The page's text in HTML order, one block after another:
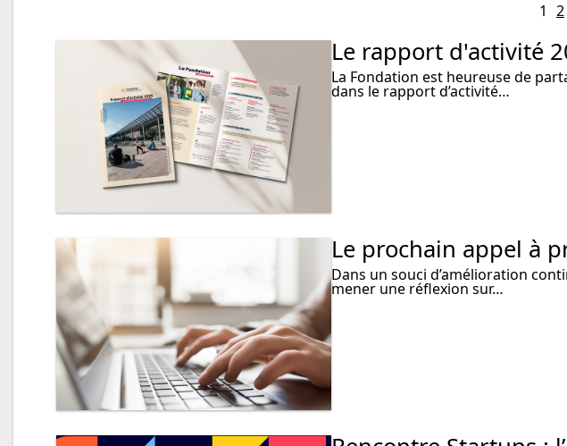
1 2
Le rapport d'activité
La Fondation est heureuse de
dans le rapport d’activité…
Le prochain appel à
Dans un souci d’amélioration
mener une réflexion sur…